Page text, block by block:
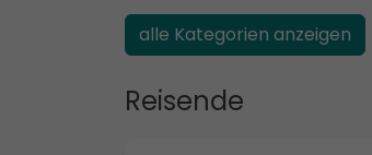
alle Kategorien anzeigen
Reisende